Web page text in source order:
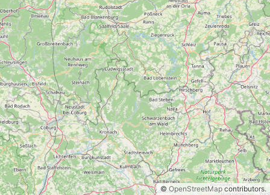
©OpenStreetMapcontributors.